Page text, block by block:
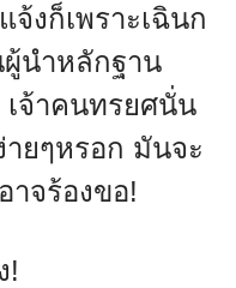
งก็เพราะเฉินก
นำหลักฐาน
เจ้าคนทรยศนั่น
ยๆหรอก มันจะ
าจร้องขอ!
!